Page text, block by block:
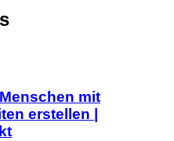
mit
erstellen |